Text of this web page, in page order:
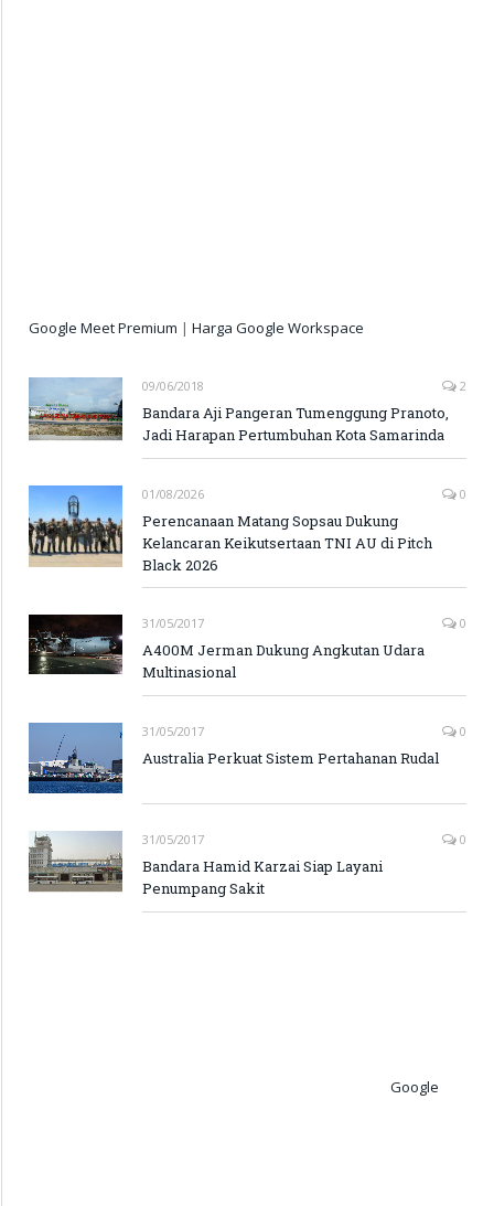
Google Meet Premium | Harga Google Workspace
09/06/2018 2
Bandara Aji Pangeran Tumenggung Pranoto,
Jadi Harapan Pertumbuhan Kota Samarinda
01/08/2026 0
Perencanaan Matang Sopsau Dukung
Kelancaran Keikutsertaan TNI AU di Pitch
Black 2026
31/05/2017 0
A400M Jerman Dukung Angkutan Udara
Multinasional
31/05/2017 0
Australia Perkuat Sistem Pertahanan Rudal
31/05/2017 0
Bandara Hamid Karzai Siap Layani
Penumpang Sakit
Google